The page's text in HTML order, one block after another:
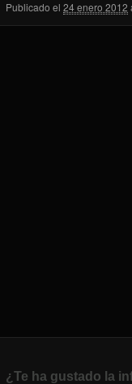
Publicado el 24 enero 2012
¿Te ha gustado la